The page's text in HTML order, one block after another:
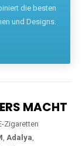
die besten
und Designs.
MACHT
Zigaretten
, Adalya,